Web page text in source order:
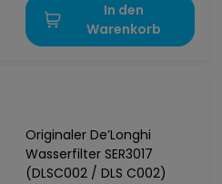
In den
Warenkorb
Originaler De’Longhi
Wasserfilter SER3017
(DLSC002 / DLS C002)